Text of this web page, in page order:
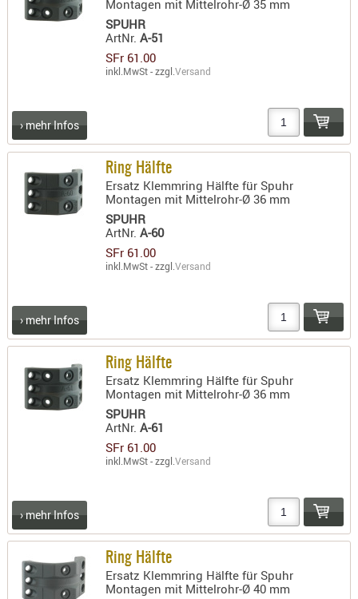
BASEN -
MAGAZINE
RAILS
VISIERE
ZF-
Montagen mit Mittelrohr-Ø 35 mm
SPUHR
ArtNr.A-51
SFr 61.00
inkl.MwSt - zzgl.Versand
› mehr Infos
Ring Hälfte
Ersatz Klemmring Hälfte für Spuhr
Montagen mit Mittelrohr-Ø 36 mm
SPUHR
ArtNr.A-60
SFr 61.00
inkl.MwSt - zzgl.Versand
› mehr Infos
Ring Hälfte
Ersatz Klemmring Hälfte für Spuhr
Montagen mit Mittelrohr-Ø 36 mm
SPUHR
ArtNr.A-61
SFr 61.00
inkl.MwSt - zzgl.Versand
› mehr Infos
Ring Hälfte
Ersatz Klemmring Hälfte für Spuhr
Montagen mit Mittelrohr-Ø 40 mm